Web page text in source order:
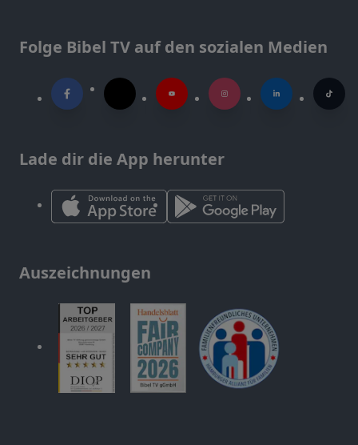
Folge Bibel TV auf den sozialen Medien
Lade dir die App herunter
Auszeichnungen